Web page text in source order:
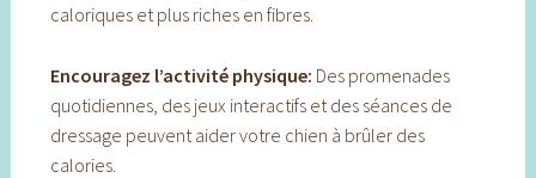
caloriques et plus riches en fibres.
Encouragez l’activité physique: Des promenades
quotidiennes, des jeux interactifs et des séances de
dressage peuvent aider votre chien à brûler des
calories.